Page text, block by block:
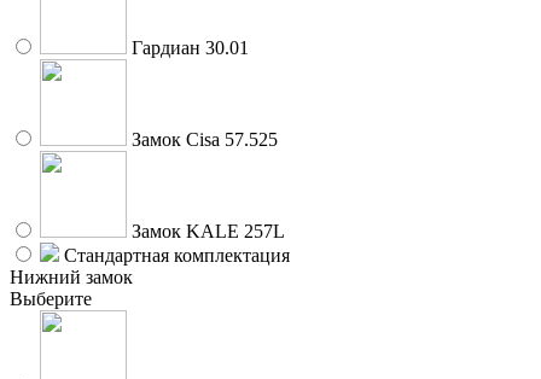
Гардиан 30.01
Замок Cisa 57.525
Замок KALE 257L
Стандартная комплектация
Нижний замок
Выберите